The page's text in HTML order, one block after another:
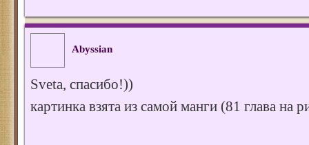
Abyssian
Sveta, спасибо!))
картинка взята из самой манги (81 глава на